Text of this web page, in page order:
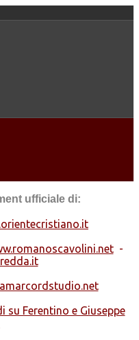
ufficiale di:
-
su Ferentino e Giuseppe